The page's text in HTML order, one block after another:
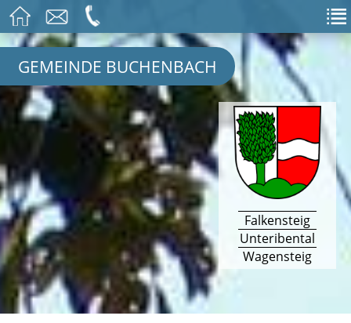
GEMEINDE BUCHENBACH
Falkensteig
Unteribental
Wagensteig